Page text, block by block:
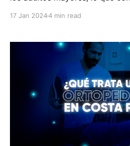
17 Jan 20244 min read